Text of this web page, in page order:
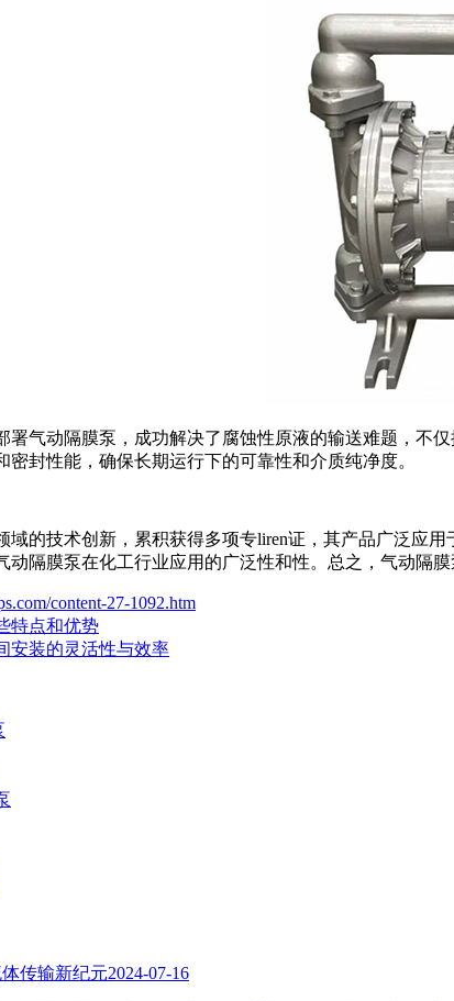
署气动隔膜泵，成功解决了腐蚀性原液的输送难题，不
封性能，确保长期运行下的可靠性和介质纯净度。
域的技术创新，累积获得多项专liren证，其产品广泛应
隔膜泵在化工行业应用的广泛性和性。总之，气动隔
content-27-1092.htm
特点和优势
安装的灵活性与效率
传输新纪元2024-07-16